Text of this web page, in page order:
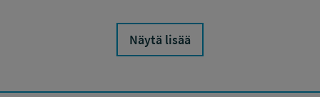
Näytä lisää